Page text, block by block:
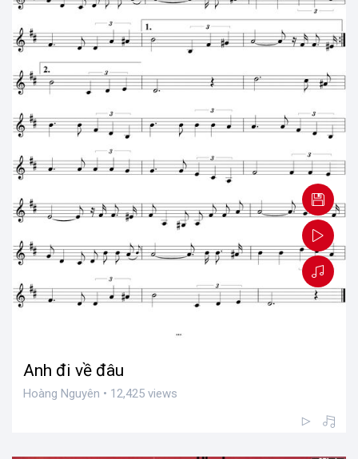
Anh đi về đâu
Hoàng Nguyên • 12,425 views